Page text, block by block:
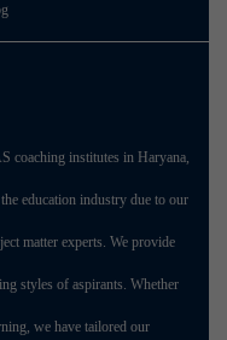
coaching institutes in Haryana,
education industry due to our
matter experts. We provide
styles of aspirants. Whether
we have tailored our